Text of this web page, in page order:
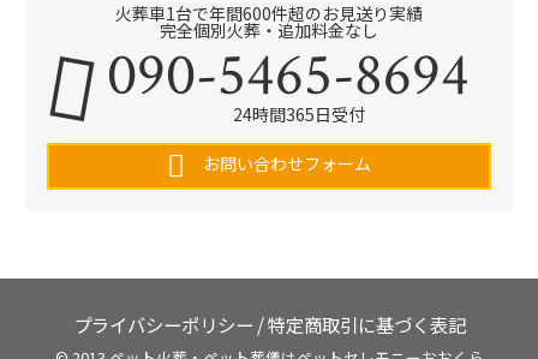
火葬車1台で年間600件超のお見送り実績
完全個別火葬・追加料金なし
090-5465-8694
24時間365日受付
お問い合わせフォーム
プライバシーポリシー /特定商取引に基づく表記